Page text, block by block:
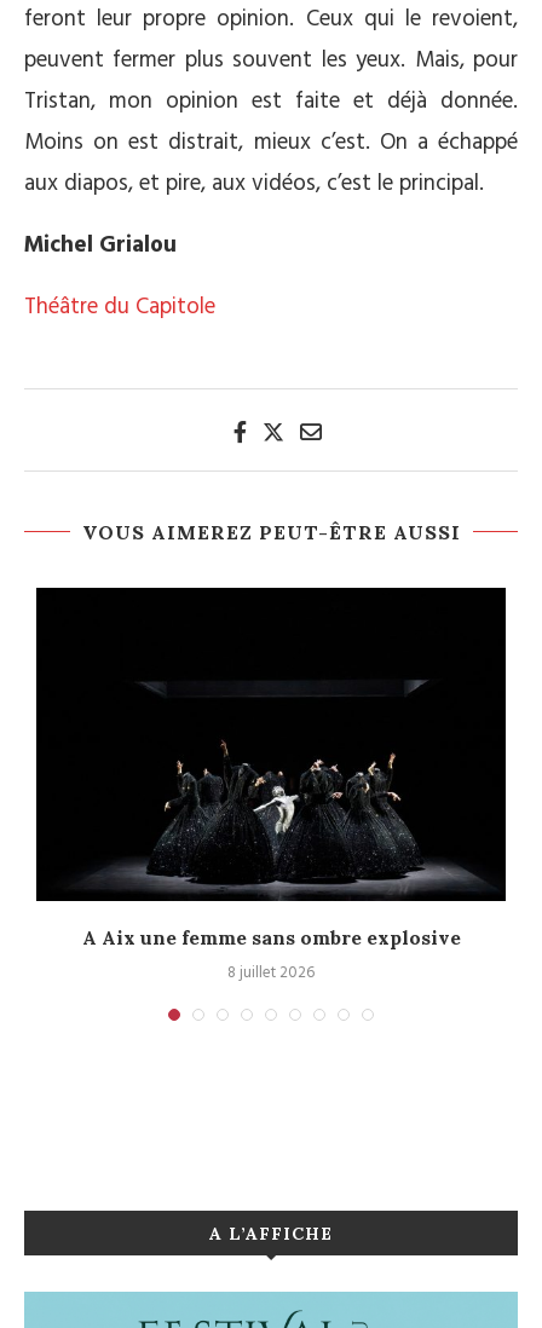
feront leur propre opinion. Ceux qui le revoient,
peuvent fermer plus souvent les yeux. Mais, pour
Tristan, mon opinion est faite et déjà donnée.
Moins on est distrait, mieux c’est. On a échappé
aux diapos, et pire, aux vidéos, c’est le principal.
Michel Grialou
Théâtre du Capitole
VOUS AIMEREZ PEUT-ÊTRE AUSSI
A Aix une femme sans ombre explosive
8 juillet 2026
A L’AFFICHE